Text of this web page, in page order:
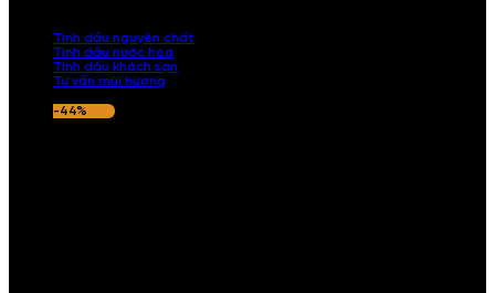
Tinh dầu nguyên chất
Tinh dầu nước hoa
Tinh dầu khách sạn
Tư vấn mùi hương
-44%